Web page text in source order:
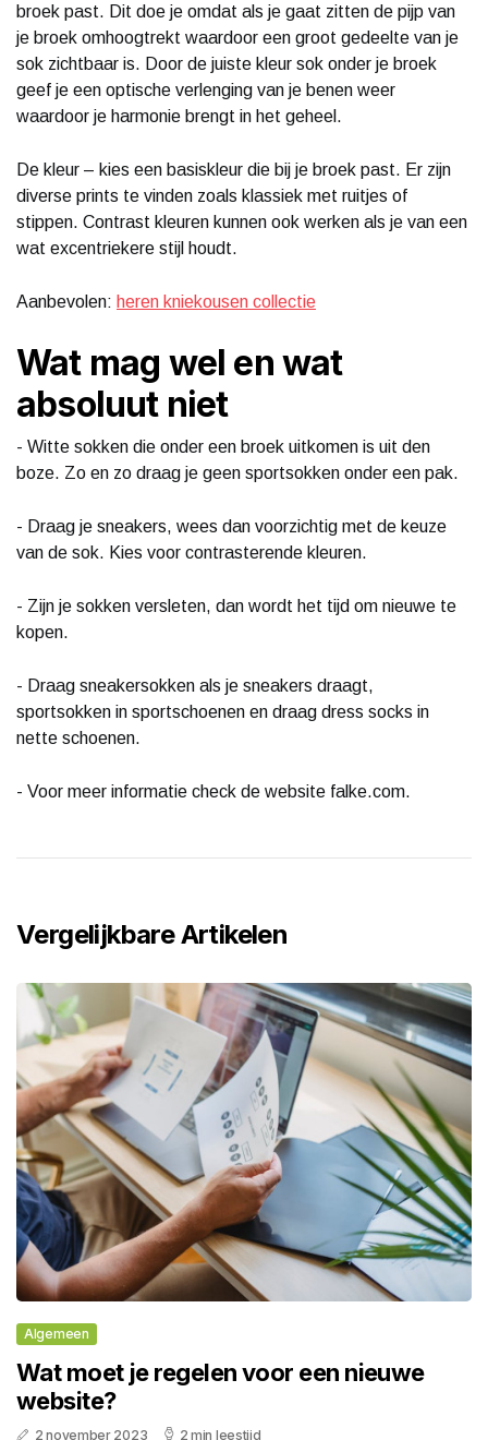
broek past. Dit doe je omdat als je gaat zitten de pijp van
je broek omhoogtrekt waardoor een groot gedeelte van je
sok zichtbaar is. Door de juiste kleur sok onder je broek
geef je een optische verlenging van je benen weer
waardoor je harmonie brengt in het geheel.
De kleur – kies een basiskleur die bij je broek past. Er zijn
diverse prints te vinden zoals klassiek met ruitjes of
stippen. Contrast kleuren kunnen ook werken als je van een
wat excentriekere stijl houdt.
Aanbevolen: heren kniekousen collectie
Wat mag wel en wat
absoluut niet
- Witte sokken die onder een broek uitkomen is uit den
boze. Zo en zo draag je geen sportsokken onder een pak.
- Draag je sneakers, wees dan voorzichtig met de keuze
van de sok. Kies voor contrasterende kleuren.
- Zijn je sokken versleten, dan wordt het tijd om nieuwe te
kopen.
- Draag sneakersokken als je sneakers draagt,
sportsokken in sportschoenen en draag dress socks in
nette schoenen.
- Voor meer informatie check de website falke.com.
Vergelijkbare Artikelen
Algemeen
Wat moet je regelen voor een nieuwe
website?
2 november 2023 2 min leestijd